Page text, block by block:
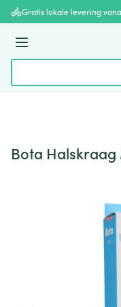
Ga naar de inhoud
Gratis lokale levering
Menu
Bota